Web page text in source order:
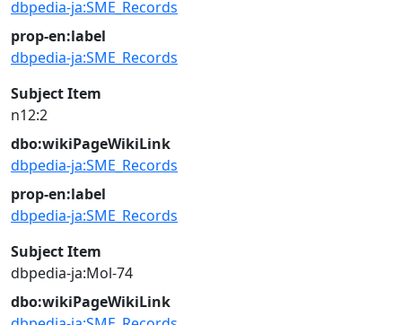
dbpedia-ja:SME_Records
prop-en:label
dbpedia-ja:SME_Records
Subject Item
n12:2
dbo:wikiPageWikiLink
dbpedia-ja:SME_Records
prop-en:label
dbpedia-ja:SME_Records
Subject Item
dbpedia-ja:Mol-74
dbo:wikiPageWikiLink